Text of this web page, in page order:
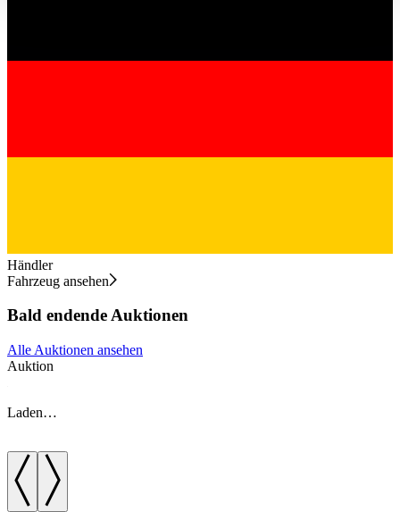
Händler
Fahrzeug ansehen
Bald endende Auktionen
Alle Auktionen ansehen
Auktion
Laden…